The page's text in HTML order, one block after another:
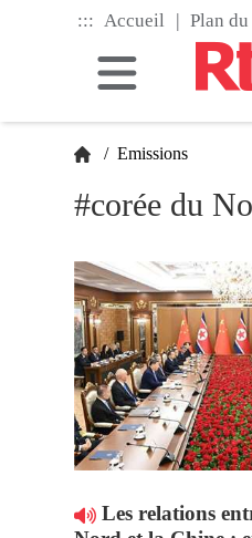
::: Accueil | Plan
/ Emissions
#corée du
Les relations